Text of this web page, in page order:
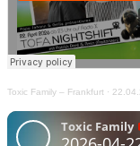
Toxic Family – Frankfurt ·